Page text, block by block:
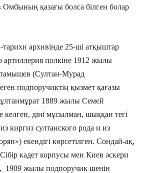
қазағы болса білген болар
архивінде 25-ші атқыштар
артиллерия полкіне 1912 жылы
(Султан-Мурад
подпоручиктің қызмет қағазы
1889 жылы Семей
келген, діні мұсылман, шыққан тегі
киргиз султанского рода и из
екендігі көрсетілген. Сондай-ақ,
кадет корпусы мен Киев әскери
1909 жылы подпоручик шенін